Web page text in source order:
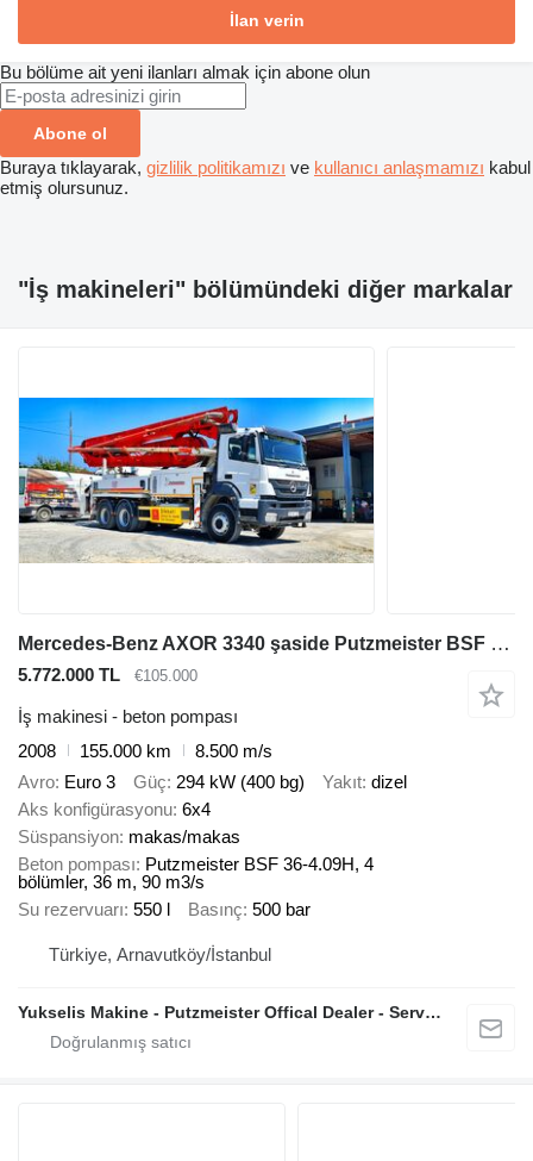
İlan verin
Bu bölüme ait yeni ilanları almak için abone olun
Abone ol
Buraya tıklayarak, gizlilik politikamızı ve kullanıcı anlaşmamızı kabul
etmiş olursunuz.
"İş makineleri" bölümündeki diğer markalar
Mercedes-Benz AXOR 3340 şaside Putzmeister BSF 36-4.09H
5.772.000 TL €105.000
İş makinesi - beton pompası
2008
155.000 km
8.500 m/s
Avro Euro 3 Güç 294 kW (400 bg) Yakıt dizel
Aks konfigürasyonu 6x4
Süspansiyon makas/makas
Beton pompası Putzmeister BSF 36-4.09H, 4
bölümler, 36 m, 90 m3/s
Su rezervuarı 550 l Basınç 500 bar
Türkiye, Arnavutköy/İstanbul
Yukselis Makine - Putzmeister Offical Dealer - Service And Sales Center